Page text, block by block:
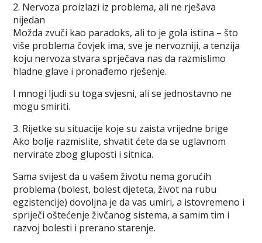
2. Nervoza proizlazi iz problema, ali ne rješava
nijedan
Možda zvuči kao paradoks, ali to je gola istina – što
više problema čovjek ima, sve je nervozniji, a tenzija
koju nervoza stvara sprječava nas da razmislimo
hladne glave i pronađemo rješenje.
I mnogi ljudi su toga svjesni, ali se jednostavno ne
mogu smiriti.
3. Rijetke su situacije koje su zaista vrijedne brige
Ako bolje razmislite, shvatit ćete da se uglavnom
nervirate zbog gluposti i sitnica.
Sama svijest da u vašem životu nema gorućih
problema (bolest, bolest djeteta, život na rubu
egzistencije) dovoljna je da vas umiri, a istovremeno i
spriječi oštećenje živčanog sistema, a samim tim i
razvoj bolesti i prerano starenje.